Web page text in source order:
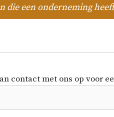
die een onderneming
contact met ons op voor